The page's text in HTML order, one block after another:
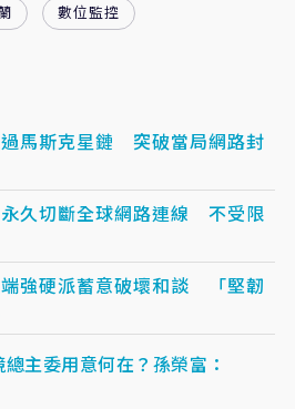
數位監控
馬斯克星鏈 突破當局網路封
久切斷全球網路連線 不受限
端強硬派蓄意破壞和談 「堅韌
主委用意何在？孫榮富：